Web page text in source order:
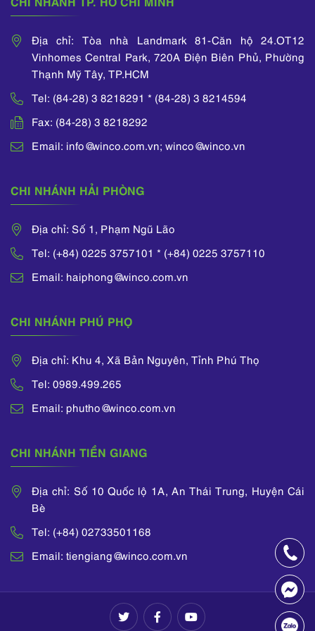
xây dựng.
Địa chỉ: Tòa nhà Landmark 81-Căn hộ 24.OT12
Vinhomes Central Park, 720A Điện Biên Phủ, Phường
Thạnh Mỹ Tây, TP.HCM
Tel: (84-28) 3 8218291 * (84-28) 3 8214594
Fax: (84-28) 3 8218292
Email: info@winco.com.vn; winco@winco.vn
CHI NHÁNH HẢI PHÒNG
Địa chỉ: Số 1, Phạm Ngũ Lão
Tel: (+84) 0225 3757101 * (+84) 0225 3757110
Email: haiphong@winco.com.vn
CHI NHÁNH PHÚ PHỌ
Địa chỉ: Khu 4, Xã Bản Nguyên, Tỉnh Phú Thọ
Tel: 0989.499.265
Email: phutho@winco.com.vn
CHI NHÁNH TIỀN GIANG
Địa chỉ: Số 10 Quốc lộ 1A, An Thái Trung, Huyện Cái
Bè
Tel: (+84) 02733501168
Email: tiengiang@winco.com.vn